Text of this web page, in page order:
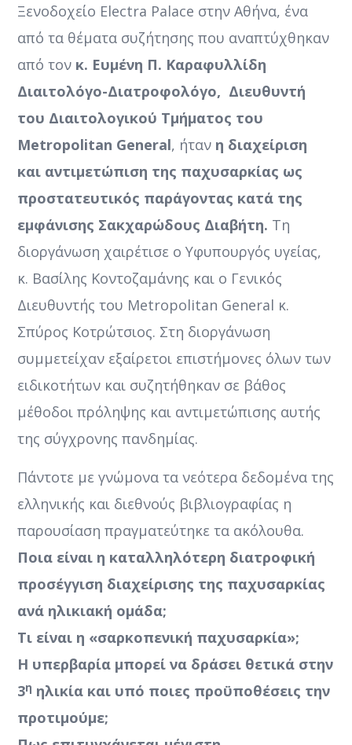
Ξενοδοχείο Electra Palace στην Αθήνα, ένα
από τα θέματα συζήτησης που αναπτύχθηκαν
από τον κ. Ευμένη Π. Καραφυλλίδη
Διαιτολόγο-Διατροφολόγο, Διευθυντή
του Διαιτολογικού Τμήματος του
Metropolitan General, ήταν η διαχείριση
και αντιμετώπιση της παχυσαρκίας ως
προστατευτικός παράγοντας κατά της
εμφάνισης Σακχαρώδους Διαβήτη. Τη
διοργάνωση χαιρέτισε ο Υφυπουργός υγείας,
κ. Βασίλης Κοντοζαμάνης και ο Γενικός
Διευθυντής του Metropolitan General κ.
Σπύρος Κοτρώτσιος. Στη διοργάνωση
συμμετείχαν εξαίρετοι επιστήμονες όλων των
ειδικοτήτων και συζητήθηκαν σε βάθος
μέθοδοι πρόληψης και αντιμετώπισης αυτής
της σύγχρονης πανδημίας.
Πάντοτε με γνώμονα τα νεότερα δεδομένα της
ελληνικής και διεθνούς βιβλιογραφίας η
παρουσίαση πραγματεύτηκε τα ακόλουθα.
Ποια είναι η καταλληλότερη διατροφική
προσέγγιση διαχείρισης της παχυσαρκίας
ανά ηλικιακή ομάδα;
Τι είναι η «σαρκοπενική παχυσαρκία»;
Η υπερβαρία μπορεί να δράσει θετικά στην
3η ηλικία και υπό ποιες προϋποθέσεις την
προτιμούμε;